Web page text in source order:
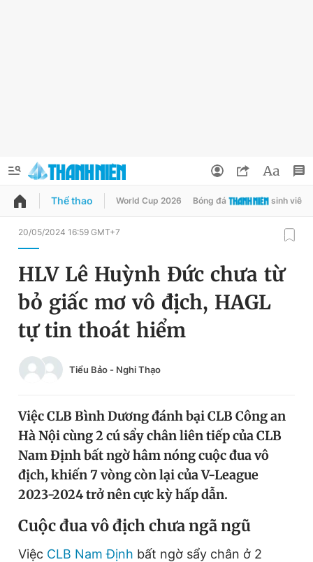
QUẢNG CÁO ĐẶT BÁO
Chuyên mục
Chuyên mục khác
Chào ngày mới
Video Magazine
Sản phẩm khác
Tiện ích Bạn cần biết
Đổi mật khẩu
Tin đã lưu
Đăng xuất
Thể thao World Cup 2026 Bóng đá sinh viên
20/05/2024 16:59 GMT+7
HLV Lê Huỳnh Đức chưa từ
bỏ giấc mơ vô địch, HAGL
tự tin thoát hiểm
Tiểu Bảo - Nghi Thạo
Việc CLB Bình Dương đánh bại CLB Công an
Hà Nội cùng 2 cú sẩy chân liên tiếp của CLB
Nam Định bất ngờ hâm nóng cuộc đua vô
địch, khiến 7 vòng còn lại của V-League
2023-2024 trở nên cực kỳ hấp dẫn.
Cuộc đua vô địch chưa ngã ngũ
Việc CLB Nam Định bất ngờ sẩy chân ở 2